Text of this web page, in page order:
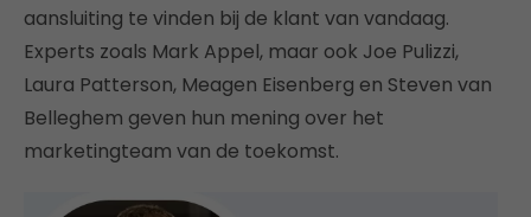
aansluiting te vinden bij de klant van vandaag.
Experts zoals Mark Appel, maar ook Joe Pulizzi,
Laura Patterson, Meagen Eisenberg en Steven van
Belleghem geven hun mening over het
marketingteam van de toekomst.